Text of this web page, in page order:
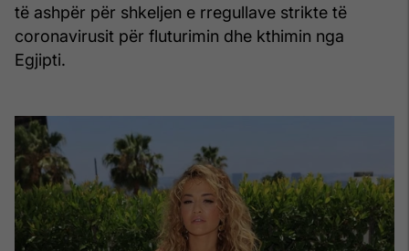
të ashpër për shkeljen e rregullave strikte të
coronavirusit për fluturimin dhe kthimin nga
Egjipti.